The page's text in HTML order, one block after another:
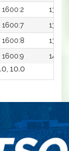
1600:2
13,3ax
1600:7
13,7a
1600:8
13,8a
1600:9 14,4a
10.0